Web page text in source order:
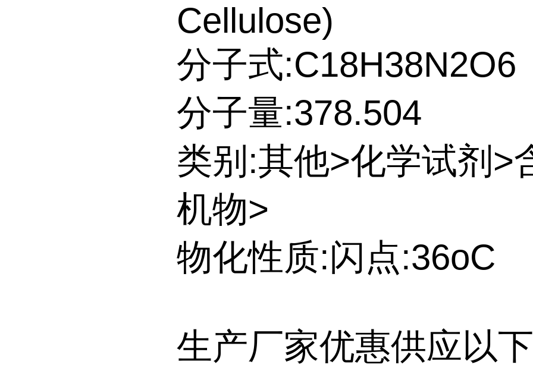
Cellulose)
分子式:C18H38N2O6
分子量:378.504
类别:其他>化学试剂>
机物>
物化性质:闪点:36oC
生产厂家优惠供应以